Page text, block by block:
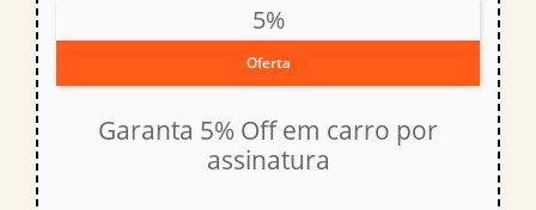
5%
Oferta
Garanta 5% Off em carro por
assinatura